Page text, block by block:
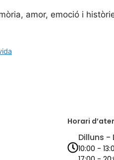
amor, emoció i
Horari
Dilluns -
10:00 -